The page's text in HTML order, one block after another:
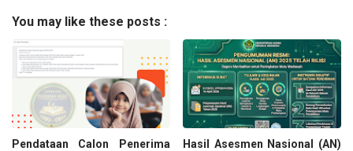
You may like these posts :
Pendataan Calon Penerima
Hasil Asesmen Nasional (AN)